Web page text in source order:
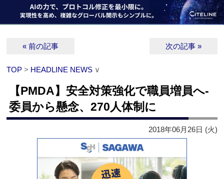
« 前の記事 次の記事 »
TOP > HEADLINE NEWS ∨
【PMDA】安全対策強化で職員増員へ‐
委員から懸念、270人体制に
2018年06月26日 (火)